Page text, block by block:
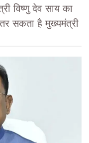
विष्णु देव साय का
सकता है मुख्यमंत्री